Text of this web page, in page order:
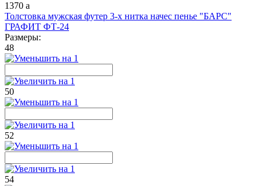
1370 a
Толстовка мужская футер 3-х нитка начес пенье "БАРС"
ГРАФИТ ФТ-24
Размеры:
48
50
52
54